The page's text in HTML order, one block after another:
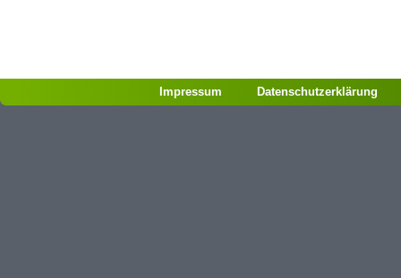
Impressum Datenschutzerklärung